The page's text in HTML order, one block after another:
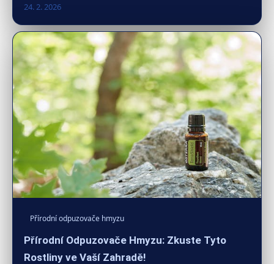
24. 2. 2026
Přírodní odpuzovače hmyzu
Přírodní Odpuzovače Hmyzu: Zkuste Tyto
Rostliny ve Vaší Zahradě!